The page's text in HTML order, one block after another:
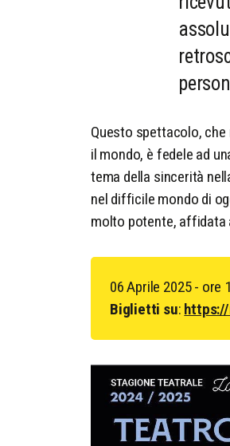
Questo spettacolo,
il mondo, è fedele ad
tema della sincerità
nel difficile mondo di
molto potente, affidata
06 Aprile 2025 - ore
Biglietti su: